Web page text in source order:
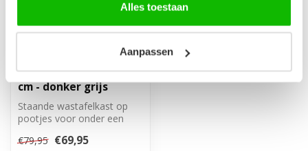
Alles toestaan
Aanpassen
Neptunus 60 x 28 x 60
cm - donker grijs
Staande wastafelkast op
pootjes voor onder een
één draaid...
€79,95 €69,95